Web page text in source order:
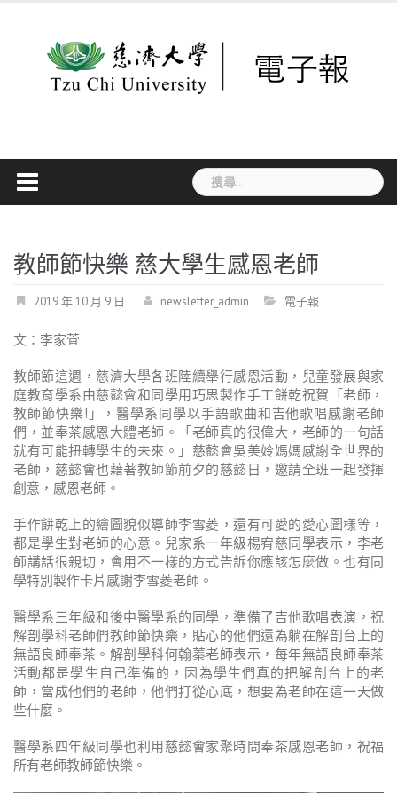
搜
尋
字:
教師節快樂 慈大學生感恩老師
2019 年 10 月 9 日 newsletter_admin 電子報
文：李家萓
教師節這週，慈濟大學各班陸續舉行感恩活動，兒童發展與家
庭教育學系由慈懿會和同學用巧思製作手工餅乾祝賀「老師，
教師節快樂!」，醫學系同學以手語歌曲和吉他歌唱感謝老師
們，並奉茶感恩大體老師。「老師真的很偉大，老師的一句話
就有可能扭轉學生的未來。」慈懿會吳美姈媽媽感謝全世界的
老師，慈懿會也藉著教師節前夕的慈懿日，邀請全班一起發揮
創意，感恩老師。
手作餅乾上的繪圖貌似導師李雪菱，還有可愛的愛心圖樣等，
都是學生對老師的心意。兒家系一年級楊宥慈同學表示，李老
師講話很親切，會用不一樣的方式告訴你應該怎麼做。也有同
學特別製作卡片感謝李雪菱老師。
醫學系三年級和後中醫學系的同學，準備了吉他歌唱表演，祝
解剖學科老師們教師節快樂，貼心的他們還為躺在解剖台上的
無語良師奉茶。解剖學科何翰蓁老師表示，每年無語良師奉茶
活動都是學生自己準備的，因為學生們真的把解剖台上的老
師，當成他們的老師，他們打從心底，想要為老師在這一天做
些什麼。
醫學系四年級同學也利用慈懿會家聚時間奉茶感恩老師，祝福
所有老師教師節快樂。